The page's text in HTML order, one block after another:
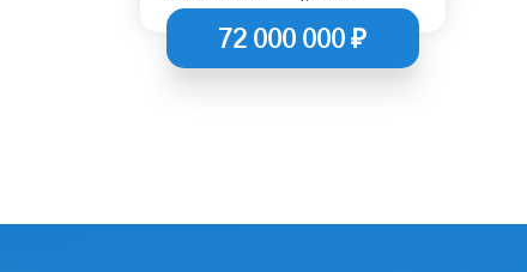
72 000 000 ₽